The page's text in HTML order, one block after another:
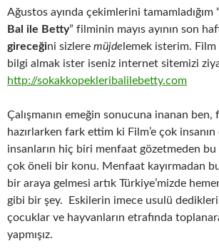
Ağustos ayında çekimlerini tamamladığım “
Bal ile Betty” filminin mayıs ayının son
gireceğini sizlere müjde lemek isterim.
bilgi almak ister iseniz internet sitemizi
http://sokakkopekleribalilebetty.com
Çalışmanın emeğin sonucuna inanan ben,
hazırlarken fark ettim ki Film’e çok
insanların hiç biri menfaat gözetmeden bu
çok öneli bir konu. Menfaat kayırmadan
bir araya gelmesi artık Türkiye’mizde
gibi bir şey. Eskilerin imece usulü dedikleri
çocuklar ve hayvanların etrafında
yapmışız.